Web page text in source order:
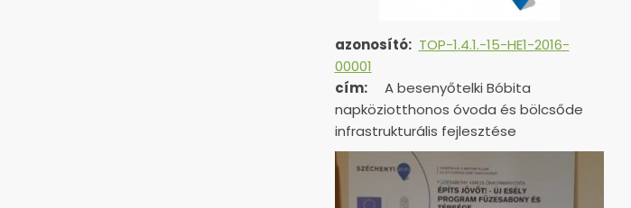
azonosító: TOP-1.4.1.-15-HE1-2016-
00001
cím:
A besenyőtelki Bóbita
napköziotthonos óvoda és bölcsőde
infrastrukturális fejlesztése